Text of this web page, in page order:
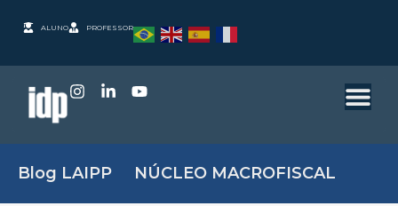
ALUNO PROFESSOR
Blog LAIPP NÚCLEO MACROFISCAL